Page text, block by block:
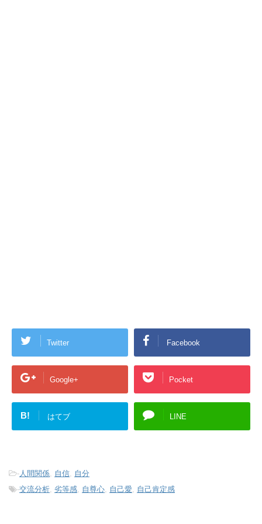
Twitter Facebook
Google+ Pocket
B! はてブ LINE
-人間関係, 自信, 自分
-交流分析, 劣等感, 自尊心, 自己愛, 自己肯定感